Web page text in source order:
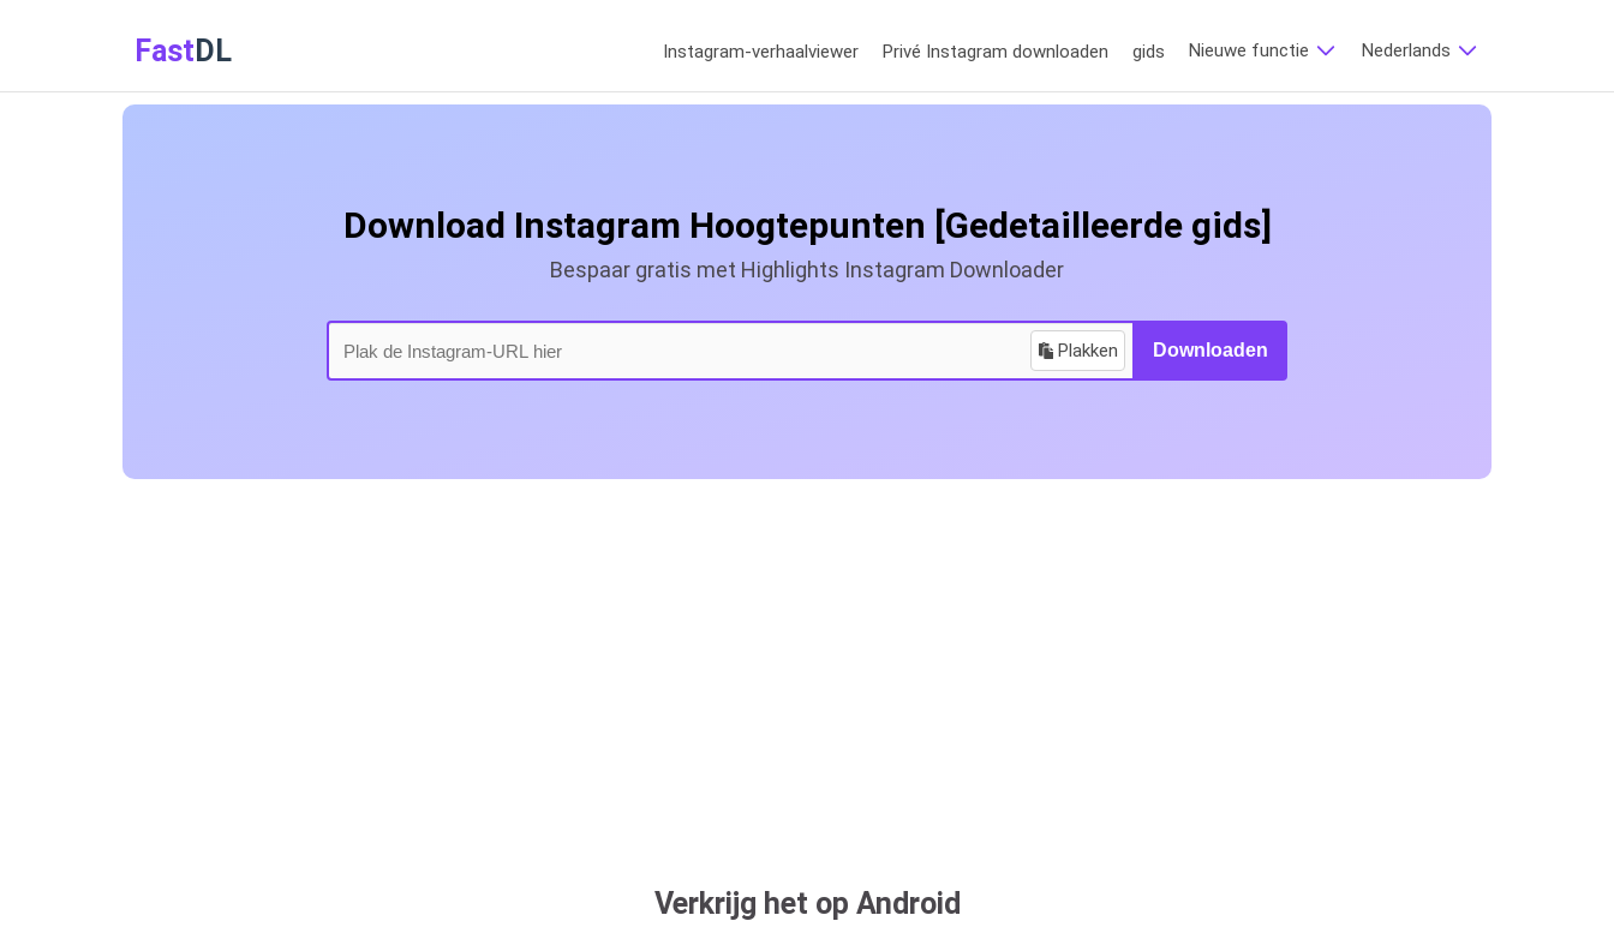
Fast DL Instagram-verhaalviewer Privé Instagram downloaden gids Nieuwe functie Nederlands
Download Instagram Hoogtepunten [Gedetailleerde gids]
Bespaar gratis met Highlights Instagram Downloader
Plakken Downloaden
Verkrijg het op Android